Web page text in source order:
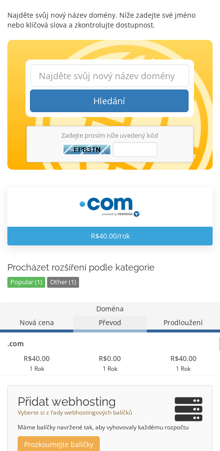
Najděte svůj nový název domény. Níže zadejte své jméno
nebo klíčová slova a zkontrolujte dostupnost.
Hledání
Zadejte prosím níže uvedený kód
R$40.00/rok
Procházet rozšíření podle kategorie
Popular (1) Other (1)
Doména
Nová cena
Převod Prodloužení
.com
R$40.00
1 Rok
R$0.00
1 Rok
R$40.00
1 Rok
Přidat webhosting
Vyberte si z řady webhostingových balíčků
Máme balíčky navržené tak, aby vyhovovaly každému rozpočtu
Prozkoumejte balíčky